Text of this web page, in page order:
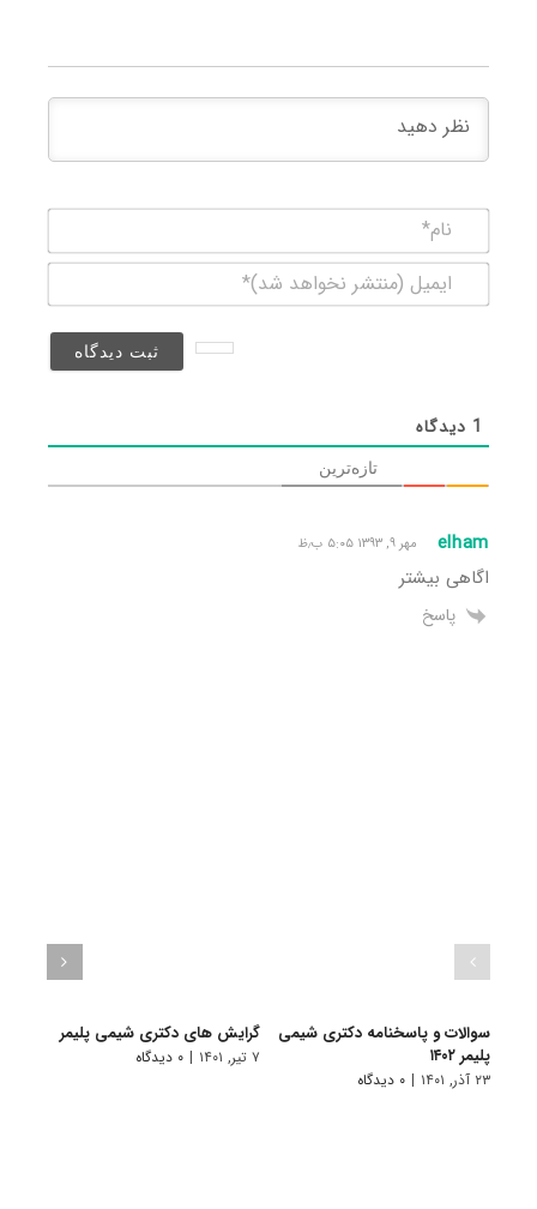
(منتشر
1 دیدگاه
تازه‌ترین
elham مهر ۹, ۱۳۹۳ ۵:۰۵ ب٫ظ
اگاهی بیشتر
پاسخ
سوالات و پاسخنامه دکتری شیمی
پلیمر ۱۴۰۲
۲۳ آذر, ۱۴۰۱ | ۰ دیدگاه
گرایش های دکتری شیمی پلیمر
۷ تیر, ۱۴۰۱ | ۰ دیدگاه